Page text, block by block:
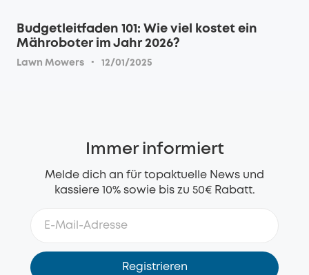
Budgetleitfaden 101: Wie viel kostet ein
Mähroboter im Jahr 2026?
Lawn Mowers · 12/01/2025
Immer informiert
Melde dich an für topaktuelle News und
kassiere 10% sowie bis zu 50€ Rabatt.
Registrieren